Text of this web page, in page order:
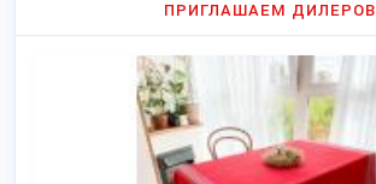
ПРИГЛАШАЕМ ДИЛЕРОВ